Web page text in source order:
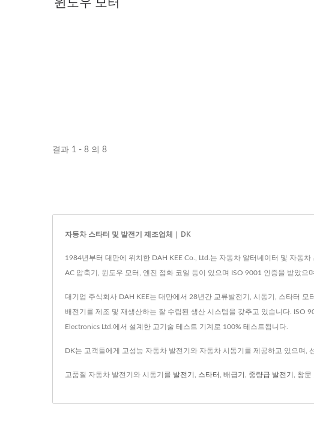
결과 1 - 8 의 8
자동차 스타터 및 발전기 제조업체 | DK
1984년부터 대만에 위치한 DAH KEE Co., Ltd.는 자동차 알터네이터 및 자동
AC 압축기, 윈도우 모터, 엔진 점화 코일 등이 있으며 ISO 9001 인증을 받았으
대기업 주식회사 DAH KEE는 대만에서 28년간 교류발전기, 시동기, 스타터
배전기를 제조 및 재생산하는 잘 수립된 생산 시스템을 갖추고 있습니다. ISO
Electronics Ltd.에서 설계한 고기술 테스트 기계로 100% 테스트됩니다.
DK는 고객들에게 고성능 자동차 발전기와 자동차 시동기를 제공하고 있으며,
고품질 자동차 발전기와 시동기를 발전기 스타터 배급기 중량급 발전기 창문